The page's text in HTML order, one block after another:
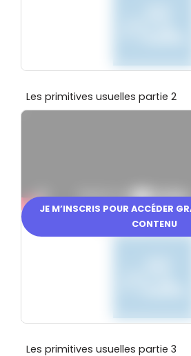
Les primitives usuelles partie 2
JE M’INSCRIS POUR ACCÉDER
CONTENU
En partenariat
Les primitives usuelles partie 3